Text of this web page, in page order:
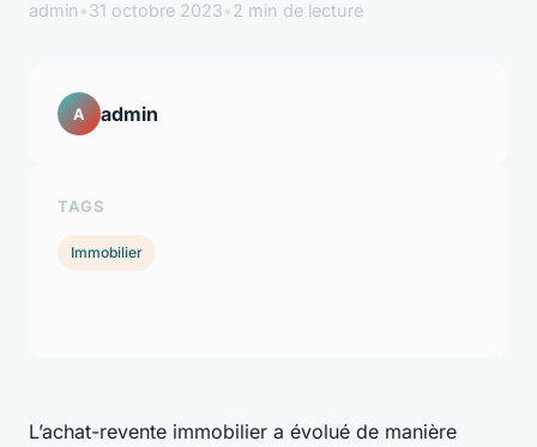
admin •31 octobre 2023•2 min de lecture
L’achat-revente immobilier a évolué de manière
A admin
TAGS
Immobilier